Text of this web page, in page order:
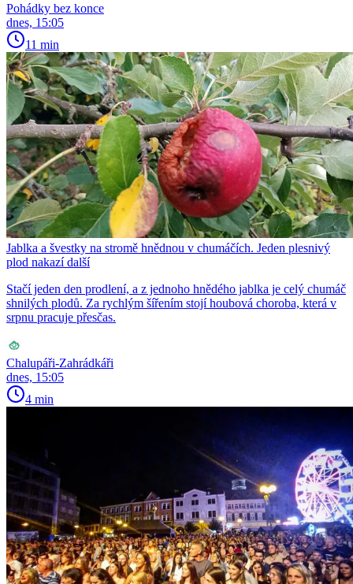
Pohádky bez konce
dnes, 15:05
11 min
Jablka a švestky na stromě hnědnou v chumáčích. Jeden plesnivý
plod nakazí další
Stačí jeden den prodlení, a z jednoho hnědého jablka je celý chumáč
shnilých plodů. Za rychlým šířením stojí houbová choroba, která v
srpnu pracuje přesčas.
Chalupáři-Zahrádkáři
dnes, 15:05
4 min